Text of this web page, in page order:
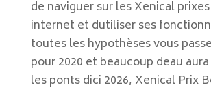
de naviguer sur les Xenical
internet et dutiliser ses
toutes les hypothèses vous
pour 2020 et beaucoup deau
les ponts dici 2026, Xenical Prix